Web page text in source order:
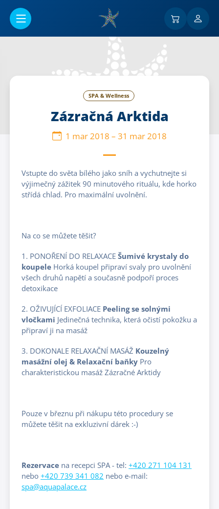
SPA & Wellness
Zázračná Arktida
1 mar 2018 – 31 mar 2018
Vstupte do světa bílého jako sníh a vychutnejte si
výjimečný zážitek 90 minutového rituálu, kde horko
střídá chlad. Pro maximální uvolnění.
Na co se můžete těšit?
1. PONOŘENÍ DO RELAXACE Šumivé krystaly do
koupele Horká koupel připraví svaly pro uvolnění
všech druhů napětí a současně podpoří proces
detoxikace
2. OŽIVUJÍCÍ EXFOLIACE Peeling se solnými
vločkami Jedinečná technika, která očistí pokožku a
připraví ji na masáž
3. DOKONALE RELAXAČNÍ MASÁŽ Kouzelný
masážní olej & Relaxační baňky Pro
charakteristickou masáž Zázračné Arktidy
Pouze v březnu při nákupu této procedury se
můžete těšit na exkluzivní dárek :-)
Rezervace na recepci SPA - tel: +420 271 104 131
nebo +420 739 341 082 nebo e-mail:
spa@aquapalace.cz